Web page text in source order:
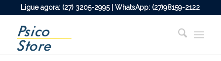
Ligue agora: (27) 3205-2995 | WhatsApp: (27)98159-2122